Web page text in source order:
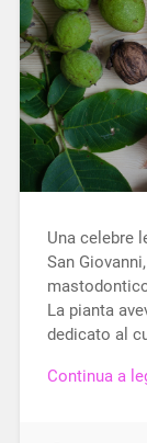
Una celebre
San
La pianta
dedicato al
Continua a